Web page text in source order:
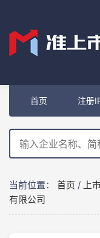
首页 注册
当前位置： 首页 / 上
有限公司